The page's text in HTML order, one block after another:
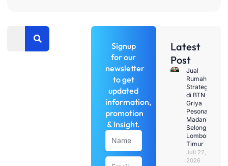
pembuatan
Latest
Post
Jual
Rumah
Strategis
di BTN
Griya
Pesona
Madani
Selong,
Lombok
Timur
Juli 22,
2026
Signup
for our
newsletter
to get
updated
information,
promotion
& Insight.
Name
Email